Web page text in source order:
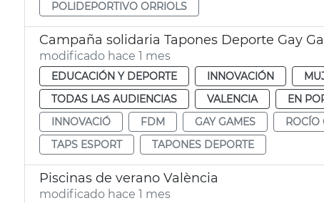
POLIDEPORTIVO ORRIOLS
Campaña solidaria Tapones Deporte Gay
modificado hace 1 mes
EDUCACIÓN Y DEPORTE INNOVACIÓN
TODAS LAS AUDIENCIAS
VALENCIA EN
INNOVACIÓ
FDM GAY GAMES ROCÍO
TAPS ESPORT
TAPONES DEPORTE
Piscinas de verano València
modificado hace 1 mes